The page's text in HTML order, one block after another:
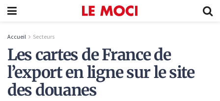
Accueil Secteurs
Les cartes de France de
l’export en ligne sur le site
des douanes